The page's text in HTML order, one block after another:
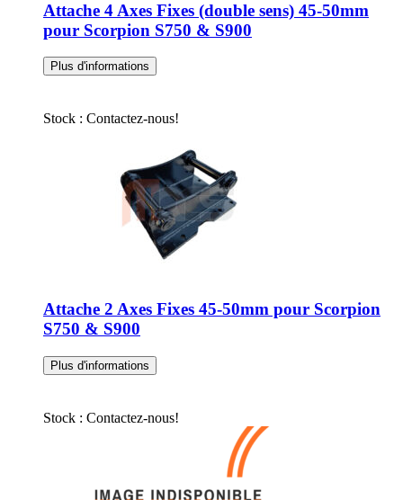
Attache 4 Axes Fixes (double sens) 45-50mm
pour Scorpion S750 & S900
Plus d'informations
Stock : Contactez-nous!
Attache 2 Axes Fixes 45-50mm pour Scorpion
S750 & S900
Plus d'informations
Stock : Contactez-nous!